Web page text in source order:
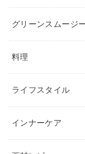
グリーンスムージ
料理
ライフスタイル
インナーケア